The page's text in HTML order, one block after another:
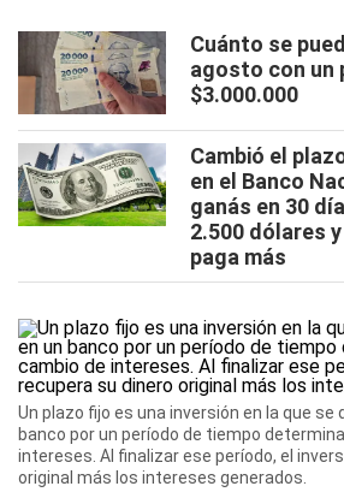
Cuánto se
agosto con un
$3.000.000
Cambió el
en el Banco
ganás en 30
2.500 dólares
paga más
Un plazo fijo es una inversión en la que se
banco por un período de tiempo
intereses. Al finalizar ese período, el
original más los intereses generados.